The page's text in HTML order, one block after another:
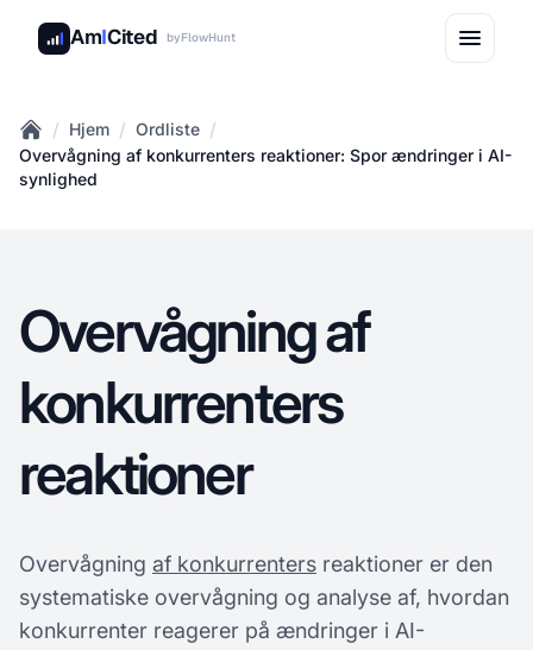
AmICited byFlowHunt
Home
/ Hjem / Ordliste /
Overvågning af konkurrenters reaktioner: Spor ændringer i AI-
synlighed
Overvågning af
konkurrenters
reaktioner
Overvågning af konkurrenters reaktioner er den
systematiske overvågning og analyse af, hvordan
konkurrenter reagerer på ændringer i AI-